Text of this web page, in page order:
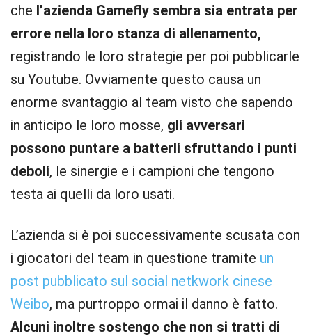
che l’azienda Gamefly sembra sia entrata per
errore nella loro stanza di allenamento,
registrando le loro strategie per poi pubblicarle
su Youtube. Ovviamente questo causa un
enorme svantaggio al team visto che sapendo
in anticipo le loro mosse, gli avversari
possono puntare a batterli sfruttando i punti
deboli, le sinergie e i campioni che tengono
testa ai quelli da loro usati.
L’azienda si è poi successivamente scusata con
i giocatori del team in questione tramite un
post pubblicato sul social netkwork cinese
Weibo, ma purtroppo ormai il danno è fatto.
Alcuni inoltre sostengo che non si tratti di